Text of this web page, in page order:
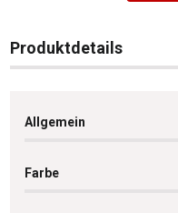
Produktdetails
Allgemein
Farbe